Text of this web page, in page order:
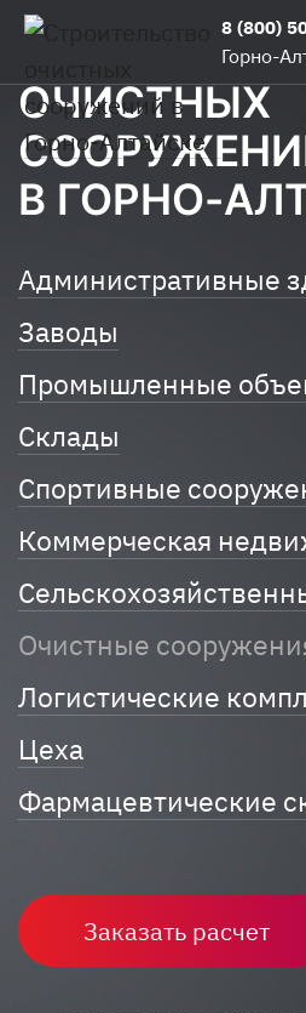
8 (800)
Горно-
Главная
очистных
сооружений
ОЧИСТНЫХ
В ГОРНО-
Административные
Заводы
Промышленные
Склады
Спортивные
Коммерческая
Очистные
Логистические
Цеха
Фармацевтические
Заказать расчет